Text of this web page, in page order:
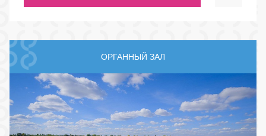
ОРГАННЫЙ ЗАЛ